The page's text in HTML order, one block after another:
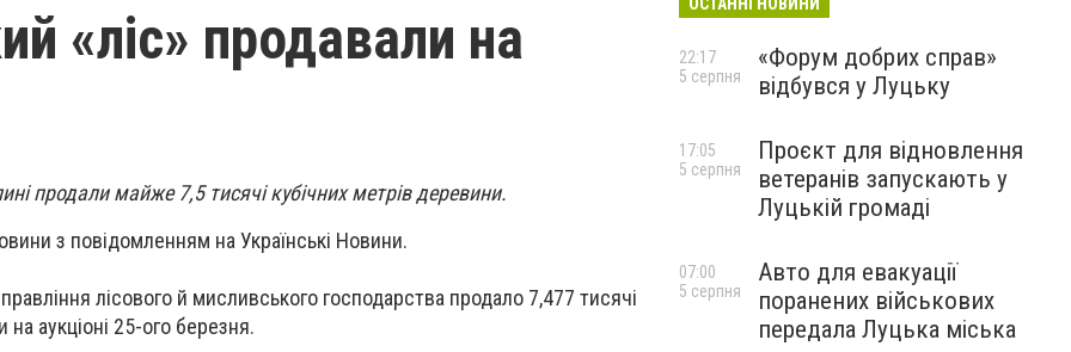
«ліс» продавали на
продали майже 7,5 тисячі кубічних метрів деревини.
з повідомленням на Українські Новини.
лісового й мисливського господарства продало 7,477 тисячі
аукціоні 25-ого березня.
«Форум добрих справ»
відбувся у Луцьку
22:17
5 серпня
Проєкт для відновлення
ветеранів запускають у
Луцькій громаді
17:05
5 серпня
Авто для евакуації
поранених військових
передала Луцька міська
07:00
5 серпня